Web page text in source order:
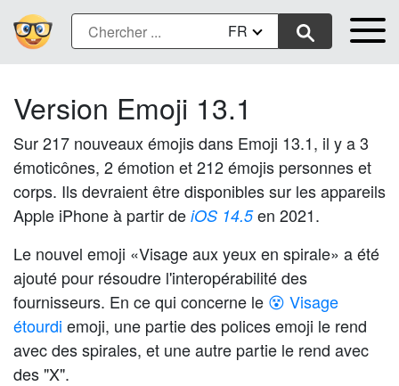
FR
Version Emoji 13.1
Sur 217 nouveaux émojis dans Emoji 13.1, il y a 3
émoticônes, 2 émotion et 212 émojis personnes et
corps. Ils devraient être disponibles sur les appareils
Apple iPhone à partir de iOS 14.5en 2021.
Le nouvel emoji «Visage aux yeux en spirale» a été
ajouté pour résoudre l'interopérabilité des
fournisseurs. En ce qui concerne le 😵 Visage
étourdi emoji, une partie des polices emoji le rend
avec des spirales, et une autre partie le rend avec
des "X".